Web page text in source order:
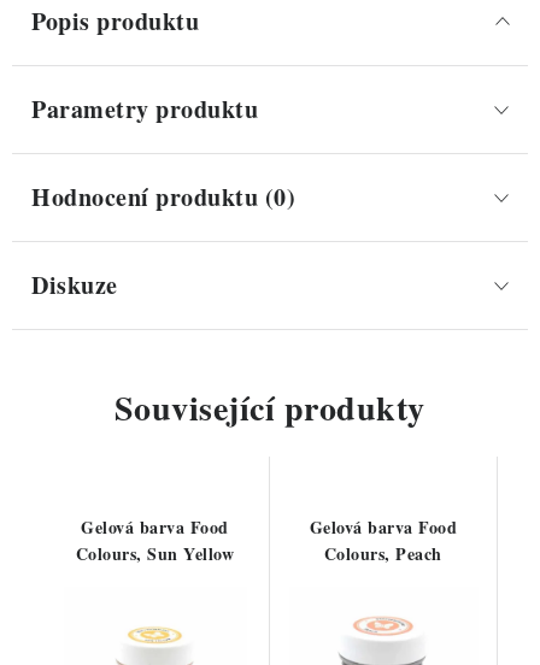
Popis produktu
Parametry produktu
Hodnocení produktu (0)
Diskuze
Související produkty
Gelová barva Food
Colours, Sun Yellow
Gelová barva Food
Colours, Peach